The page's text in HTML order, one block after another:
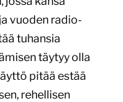
vuoden radio-
tuhansia
täytyy olla
pitää estää
rehellisen